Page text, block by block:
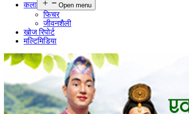
कला
Open menu
फिचर
जीवनशैली
खोज रिपोर्ट
मल्टिमिडिया